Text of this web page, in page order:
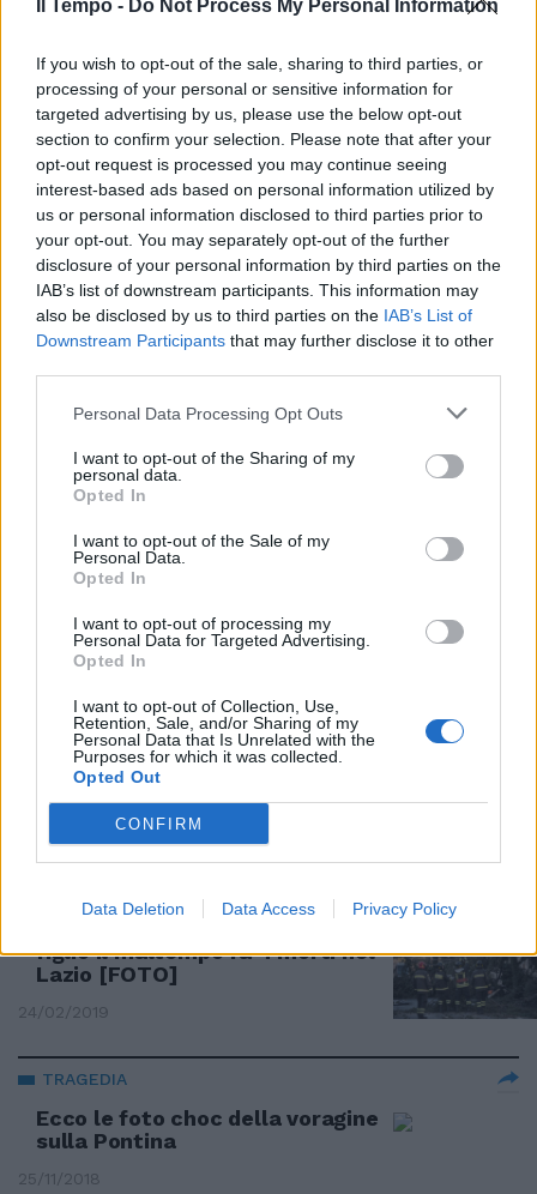
Il Tempo - Do Not Process My Personal Information
If you wish to opt-out of the sale, sharing to third parties, or
processing of your personal or sensitive information for
targeted advertising by us, please use the below opt-out
section to confirm your selection. Please note that after your
opt-out request is processed you may continue seeing
interest-based ads based on personal information utilized by
us or personal information disclosed to third parties prior to
your opt-out. You may separately opt-out of the further
disclosure of your personal information by third parties on the
IAB’s list of downstream participants. This information may
also be disclosed by us to third parties on the IAB’s List of
Downstream Participants that may further disclose it to other
Personal Data Processing Opt Outs
I want to opt-out of the Sharing of my
personal data.
Opted In
I want to opt-out of the Sale of my
Personal Data.
Opted In
I want to opt-out of processing my
Personal Data for Targeted Advertising.
Opted In
I want to opt-out of Collection, Use,
Retention, Sale, and/or Sharing of my
Personal Data that Is Unrelated with the
Purposes for which it was collected.
Opted Out
CONFIRM
Data Deletion Data Access Privacy Policy
31/12/2019
STRAZIANTE
39 cadaveri nel camion:
"Mamma, sto morendo, ti voglio
bene"
26/10/2019
DOPO LA TRAGEDIA DI FOGGIA
"La mia Valentina era sempre
felice"
VENIER SPIAZZATA
Valeria Fabrizi, tragica
confessione a Domenica In: "Ho
perso un figlio a tre mesi"
13/10/2019
MORTO L'ARCHEOLOGO E ASSESSORE TUSA
Aereo si schianta dopo il decollo
Anche tre romani tra le 157
vittime
figlio Il maltempo fa 4 morti nel
Lazio [FOTO]
24/02/2019
TRAGEDIA
Ecco le foto choc della voragine
sulla Pontina
25/11/2018